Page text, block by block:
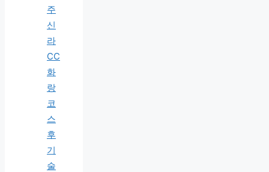
주
신
라
CC
화
랑
코
스
후
기
술